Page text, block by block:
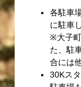
各駐車
に駐車
※大子
た、駐
合には
30Kス